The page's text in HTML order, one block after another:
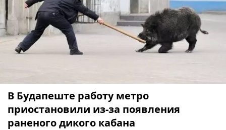
В Будапеште работу метро
приостановили из-за появления
раненого дикого кабана